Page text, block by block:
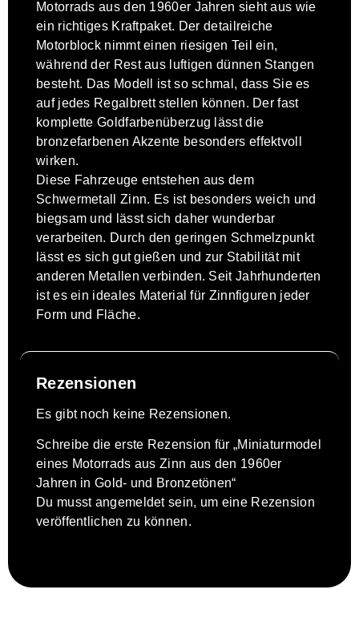
Motorrads aus den 1960er Jahren sieht aus wie
ein richtiges Kraftpaket. Der detailreiche
Motorblock nimmt einen riesigen Teil ein,
während der Rest aus luftigen dünnen Stangen
besteht. Das Modell ist so schmal, dass Sie es
auf jedes Regalbrett stellen können. Der fast
komplette Goldfarbenüberzug lässt die
bronzefarbenen Akzente besonders effektvoll
wirken.
Diese Fahrzeuge entstehen aus dem
Schwermetall Zinn. Es ist besonders weich und
biegsam und lässt sich daher wunderbar
verarbeiten. Durch den geringen Schmelzpunkt
lässt es sich gut gießen und zur Stabilität mit
anderen Metallen verbinden. Seit Jahrhunderten
ist es ein ideales Material für Zinnfiguren jeder
Form und Fläche.
Rezensionen
Es gibt noch keine Rezensionen.
Schreibe die erste Rezension für „Miniaturmodel
eines Motorrads aus Zinn aus den 1960er
Jahren in Gold- und Bronzetönen“
Du musst angemeldetsein, um eine Rezension
veröffentlichen zu können.